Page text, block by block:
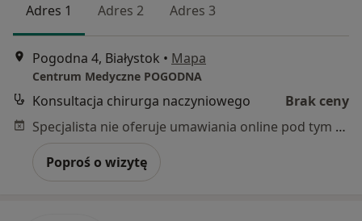
Adres 1 Adres 2 Adres 3
Pogodna 4, Białystok • Mapa
Centrum Medyczne POGODNA
Konsultacja chirurga naczyniowego
Brak ceny
Specjalista nie oferuje umawiania online pod tym adresem.
Poproś o wizytę